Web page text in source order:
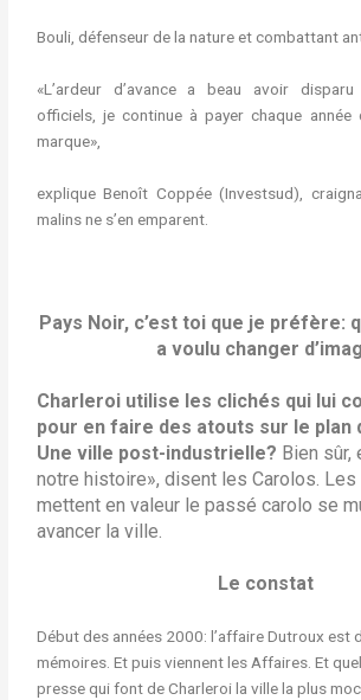
Bouli, défenseur de la nature et combattant
«L’ardeur d’avance a beau avoir
officiels, je continue à payer chaque
marque»,
explique Benoît Coppée (Investsud),
malins ne s’en emparent.
Pays Noir, c’est toi que je préfère:
a voulu changer
Charleroi utilise les clichés qui lui
pour en faire des atouts sur le plan
Une ville post-industrielle? Bien sûr,
notre histoire», disent les Carolos.
mettent en valeur le passé carolo se
avancer la ville.
Le constat
Début des années 2000: l’affaire Dutroux est
mémoires. Et puis viennent les Affaires. Et
presse qui font de Charleroi la ville la plus